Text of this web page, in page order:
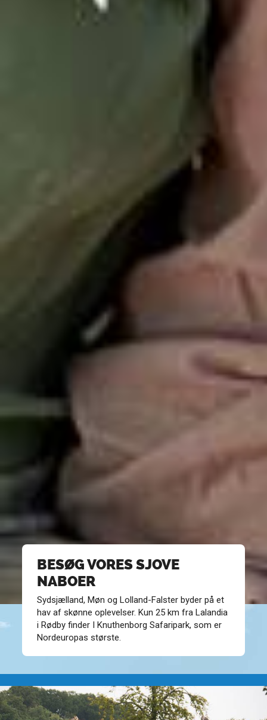
BESØG VORES SJOVE
NABOER
Sydsjælland, Møn og Lolland-Falster byder på et
hav af skønne oplevelser. Kun 25 km fra Lalandia
i Rødby finder I Knuthenborg Safaripark, som er
Nordeuropas største.